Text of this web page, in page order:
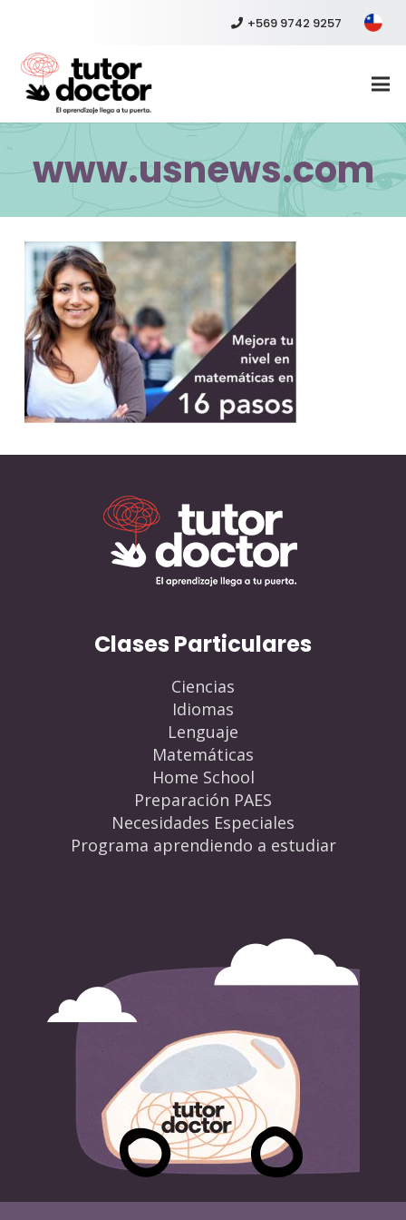
+569 9742 9257
www.usnews.com
Clases Particulares
Ciencias
Idiomas
Lenguaje
Matemáticas
Home School
Preparación PAES
Necesidades Especiales
Programa aprendiendo a estudiar